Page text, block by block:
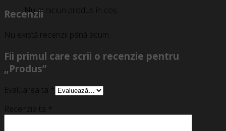
Nu ai niciun produs în coș.
Recenzii
Nu există recenzii până acum.
Fii primul care scrii o recenzie pentru
„Produs”
Evaluarea ta *
Recenzia ta *